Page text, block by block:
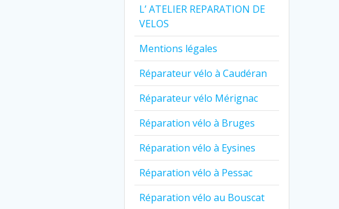
L’ ATELIER REPARATION DE
VELOS
Mentions légales
Réparateur vélo à Caudéran
Réparateur vélo Mérignac
Réparation vélo à Bruges
Réparation vélo à Eysines
Réparation vélo à Pessac
Réparation vélo au Bouscat